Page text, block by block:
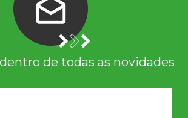
de todas as novidades